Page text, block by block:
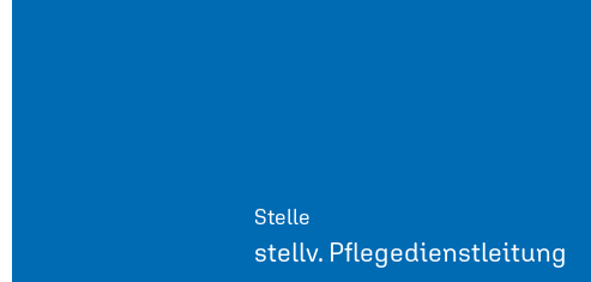
Stelle
stellv. Pflegedienstleitung